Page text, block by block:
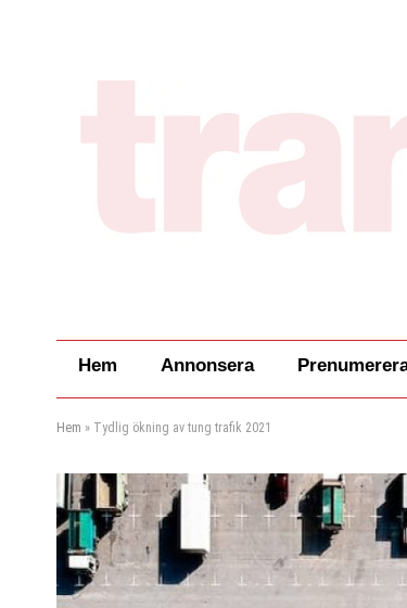
Hem Annonsera
Hem » Tydlig ökning av tung trafik 2021